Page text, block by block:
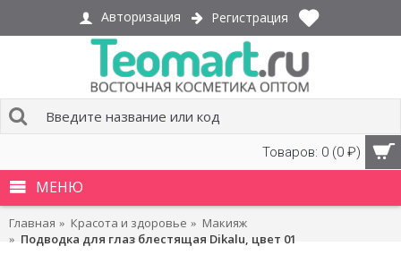
Авторизация Регистрация
Товаров: 0 (0 ₽)
МЕНЮ
Главная Красота и здоровье
Макияж
Подводка для глаз блестящая Dikalu, цвет 01